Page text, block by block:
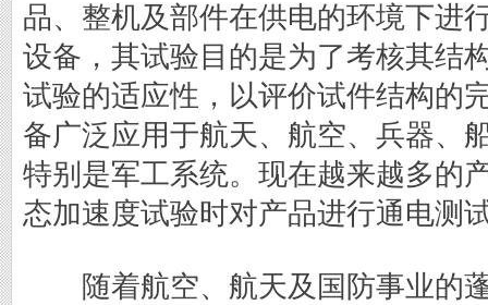
品、整机及部件在供电的环境下进
设备，其试验目的是为了考核其结
试验的适应性，以评价试件结构的
备广泛应用于航天、航空、兵器、
特别是军工系统。现在越来越多的
态加速度试验时对产品进行通电测
随着航空、航天及国防事业的